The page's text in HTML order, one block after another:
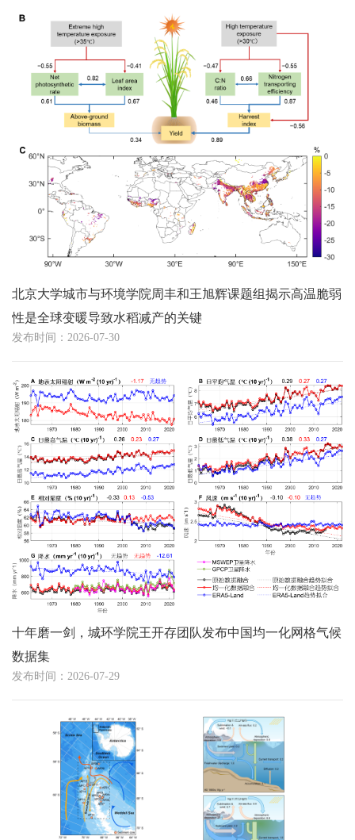
北京大学城市与环境学院周丰和王旭辉课题组揭示高温脆弱
性是全球变暖导致水稻减产的关键
发布时间：2026-07-30
十年磨一剑，城环学院王开存团队发布中国均一化网格气候
数据集
发布时间：2026-07-29